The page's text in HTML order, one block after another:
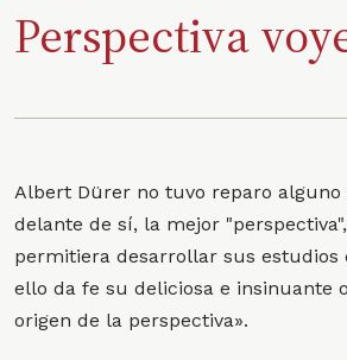
Perspectiva
Albert Dürer no tuvo reparo alguno
delante de sí, la mejor
permitiera desarrollar sus estudios
ello da fe su deliciosa e insinuante
origen de la perspectiva».